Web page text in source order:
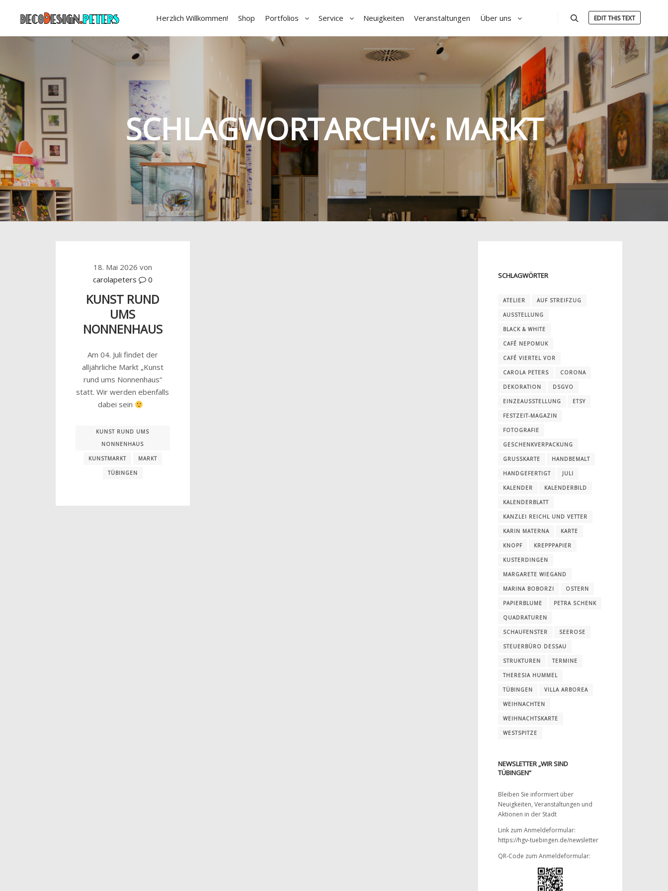
Herzlich Willkommen! Shop Portfolios Service Neuigkeiten Veranstaltungen Über uns EDIT THIS TEXT
SCHLAGWORTARCHIV:MARKT
18. Mai 2026 von
carolapeters
0
KUNST RUND
UMS
NONNENHAUS
Am 04. Juli findet der
alljährliche Markt „Kunst
rund ums Nonnenhaus“
statt. Wir werden ebenfalls
dabei sein
KUNST RUND UMS
NONNENHAUS
KUNSTMARKT MARKT
TÜBINGEN
SCHLAGWÖRTER
ATELIER AUF STREIFZUG
AUSSTELLUNG
BLACK & WHITE
CAFÉ NEPOMUK
CAFÉ VIERTEL VOR
CAROLA PETERS CORONA
DEKORATION DSGVO
EINZEAUSSTELLUNG ETSY
FESTZEIT-MAGAZIN
FOTOGRAFIE
GESCHENKVERPACKUNG
GRUSSKARTE HANDBEMALT
HANDGEFERTIGT JULI
KALENDER KALENDERBILD
KALENDERBLATT
KANZLEI REICHL UND VETTER
KARIN MATERNA KARTE
KNOPF KREPPPAPIER
KUSTERDINGEN
MARGARETE WIEGAND
MARINA BOBORZI OSTERN
PAPIERBLUME PETRA SCHENK
QUADRATUREN
SCHAUFENSTER SEEROSE
STEUERBÜRO DESSAU
STRUKTUREN TERMINE
THERESIA HUMMEL
TÜBINGEN VILLA ARBOREA
WEIHNACHTEN
WEIHNACHTSKARTE
WESTSPITZE
NEWSLETTER „WIR SIND
TÜBINGEN“
Bleiben Sie informiert über
Neuigkeiten, Veranstaltungen und
Aktionen in der Stadt
Link zum Anmeldeformular:
https://hgv-tuebingen.de/newsletter
QR-Code zum Anmeldeformular: